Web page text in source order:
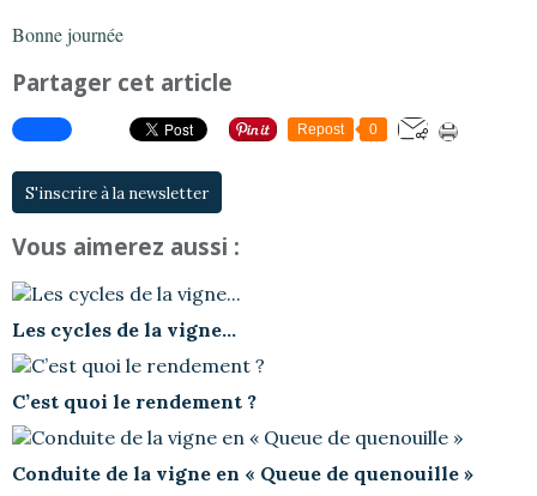
Bonne journée
Partager cet article
Repost 0
S'inscrire à la newsletter
Vous aimerez aussi :
Les cycles de la vigne...
C’est quoi le rendement ?
Conduite de la vigne en « Queue de quenouille »